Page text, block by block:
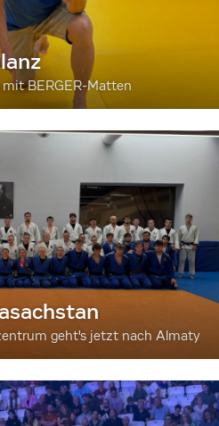
BERGER-Matten
geht's jetzt nach Almaty